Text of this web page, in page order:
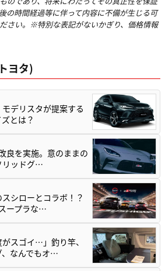
の時間経過等に伴って内容に不備が生じる可
さい。※特別な表記がないかぎり、価格情報
ヨタ)
デリスタが提案する
とは？
良を実施。意のままの
リッドグ…
スシローとコラボ！？
ープラな…
スゴイ…」釣り竿、
、なんでもオ…